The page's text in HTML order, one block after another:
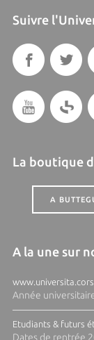
Suivre
La boutique
A
A la une sur
Année
Etudiants & futurs
Dates de rentrée